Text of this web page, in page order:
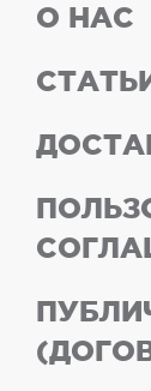
О НАС